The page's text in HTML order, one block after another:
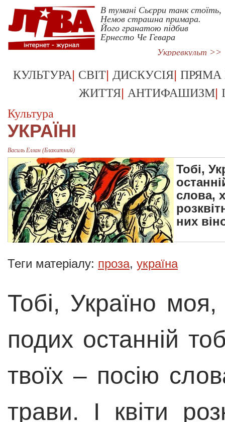
В тумані Сьєрри танк стоїть,
Немов страшна примара.
Його гранатою підбив
Ернесто Че Гевара
Укрревкульт >>
КУЛЬТУРА| СВІТ| ДИСКУСІЯ| ПРЯМА
ЖИТТЯ| АНТИФАШИЗМ|
Культура
УКРАЇНІ
Василь Еллан (Блакитний)
Тобі,
слова,
них
Теги матеріалу: проза, україна
Тобі, Україно
подих останній
твоїх – посію
трави. І квіти